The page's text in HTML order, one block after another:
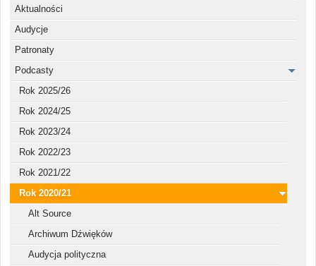
Aktualności
Audycje
Patronaty
Podcasty
Rok 2025/26
Rok 2024/25
Rok 2023/24
Rok 2022/23
Rok 2021/22
Rok 2020/21
Alt Source
Archiwum Dźwięków
Audycja polityczna